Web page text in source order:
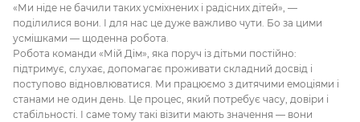
«Ми ніде не бачили таких усміхнених і радісних дітей», —
поділилися вони. І для нас це дуже важливо чути. Бо за цими
усмішками — щоденна робота.
Робота команди «Мій Дім», яка поруч із дітьми постійно:
підтримує, слухає, допомагає проживати складний досвід і
поступово відновлюватися. Ми працюємо з дитячими емоціями і
станами не один день. Це процес, який потребує часу, довіри і
стабільності. І саме тому такі візити мають значення — вони